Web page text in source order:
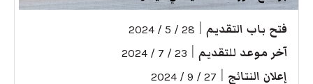
فتح باب التقديم 28 / 5 / 2024
آخر موعد للتقديم 23 / 7 / 2024
إعلان النتائج 27 / 9 / 2024